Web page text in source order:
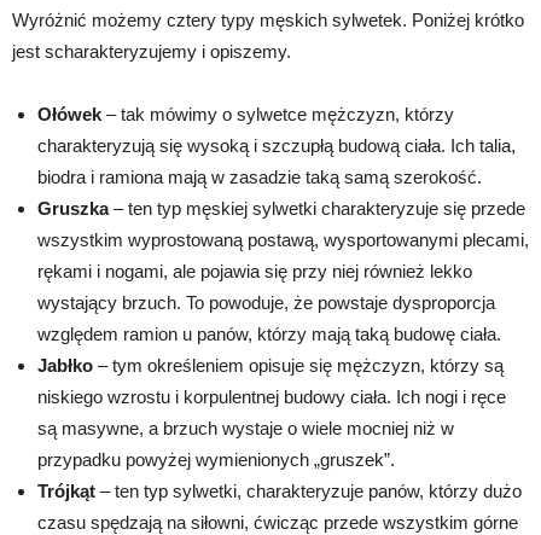
Wyróżnić możemy cztery typy męskich sylwetek. Poniżej krótko
jest scharakteryzujemy i opiszemy.
Ołówek – tak mówimy o sylwetce mężczyzn, którzy
charakteryzują się wysoką i szczupłą budową ciała. Ich talia,
biodra i ramiona mają w zasadzie taką samą szerokość.
Gruszka– ten typ męskiej sylwetki charakteryzuje się przede
wszystkim wyprostowaną postawą, wysportowanymi plecami,
rękami i nogami, ale pojawia się przy niej również lekko
wystający brzuch. To powoduje, że powstaje dysproporcja
względem ramion u panów, którzy mają taką budowę ciała.
Jabłko – tym określeniem opisuje się mężczyzn, którzy są
niskiego wzrostu i korpulentnej budowy ciała. Ich nogi i ręce
są masywne, a brzuch wystaje o wiele mocniej niż w
przypadku powyżej wymienionych „gruszek”.
Trójkąt – ten typ sylwetki, charakteryzuje panów, którzy dużo
czasu spędzają na siłowni, ćwicząc przede wszystkim górne